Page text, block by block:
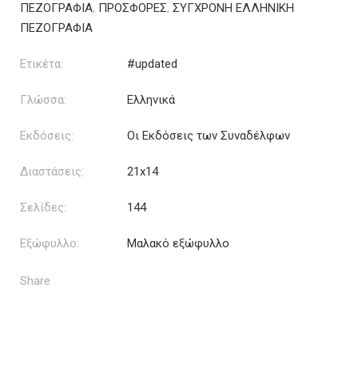
ΠΕΖΟΓΡΑΦΙΑ, ΠΡΟΣΦΟΡΕΣ, ΣΥΓΧΡΟΝΗ ΕΛΛΗΝΙΚΗ
ΠΕΖΟΓΡΑΦΙΑ
Ετικέτα: #updated
Γλώσσα: Ελληνικά
Εκδόσεις: Οι Εκδόσεις των Συναδέλφων
Διαστάσεις: 21x14
Σελίδες: 144
Εξώφυλλο: Μαλακό εξώφυλλο
Share